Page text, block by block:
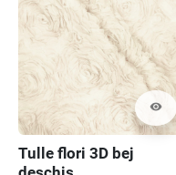
visibility
Tulle flori 3D bej